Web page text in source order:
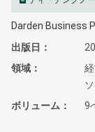
Darden Business
出版日
領域
ボリューム
9